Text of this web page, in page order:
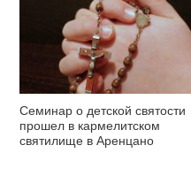
Семинар о детской святости
прошел в кармелитском
святилище в Аренцано